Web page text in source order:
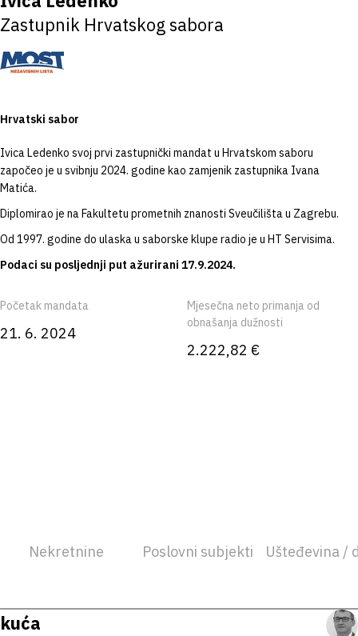
Zastupnik Hrvatskog sabora
Hrvatski sabor
Ivica Ledenko svoj prvi zastupnički mandat u Hrvatskom saboru
započeo je u svibnju 2024. godine kao zamjenik zastupnika Ivana
Matića.
Diplomirao je na Fakultetu prometnih znanosti Sveučilišta u Zagrebu.
Od 1997. godine do ulaska u saborske klupe radio je u HT Servisima.
Podaci su posljednji put ažurirani 17.9.2024.
Početak mandata
21. 6. 2024
Mjesečna neto primanja od
obnašanja dužnosti
2.222,82 €
Nekretnine Poslovni subjekti Ušteđevina /
kuća